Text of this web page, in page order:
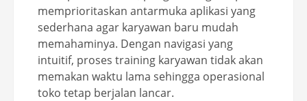
memprioritaskan antarmuka aplikasi yang
sederhana agar karyawan baru mudah
memahaminya. Dengan navigasi yang
intuitif, proses training karyawan tidak akan
memakan waktu lama sehingga operasional
toko tetap berjalan lancar.